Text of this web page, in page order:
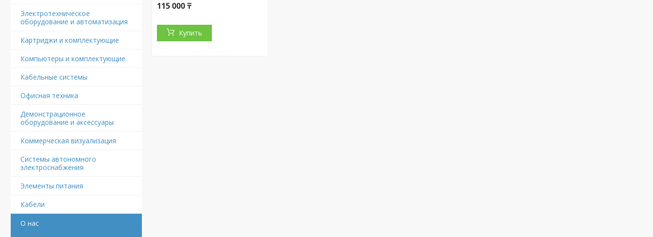
Электротехническое
оборудование и автоматизация
Картриджи и комплектующие
Компьютеры и комплектующие
Кабельные системы
Офисная техника
Демонстрационное
оборудование и аксессуары
Коммерческая визуализация
Системы автономного
электроснабжения
Элементы питания
Кабели
О нас
115 000 ₸
Купить